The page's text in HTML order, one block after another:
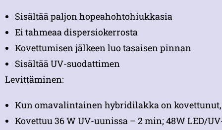
Sisältää paljon hopeahohtohiukkasia
Ei tahmeaa dispersiokerrosta
Kovettumisen jälkeen luo tasaisen pinnan
Sisältää UV-suodattimen
Levittäminen:
Kun omavalintainen hybridilakka on
Kovettuu 36 W UV-uunissa – 2 min; 48W LED/